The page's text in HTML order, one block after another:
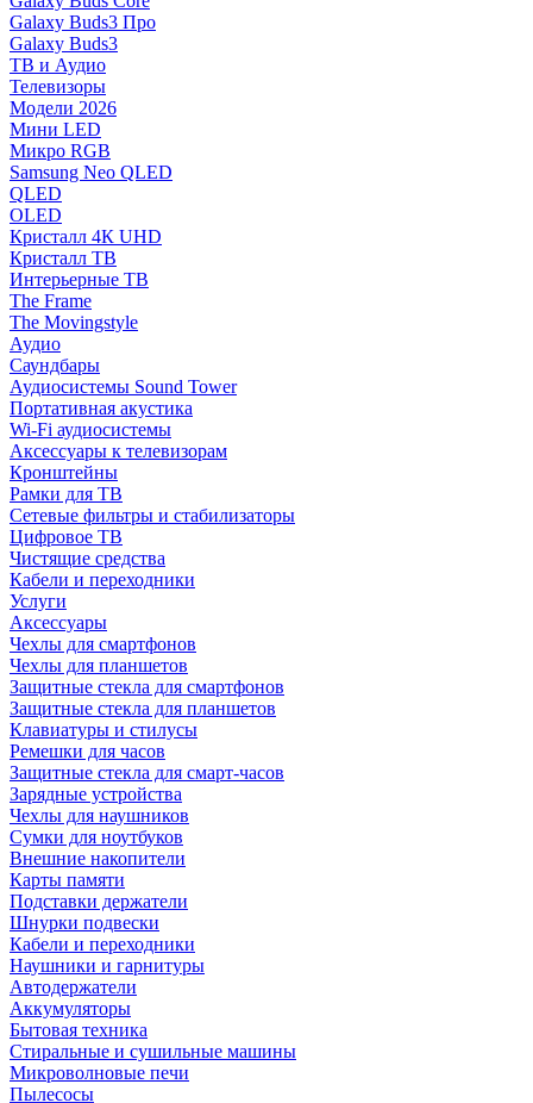
Galaxy Buds3 Про
Galaxy Buds3
ТВ и Аудио
Телевизоры
Модели 2026
Мини LED
Микро RGB
Samsung Neo QLED
QLED
OLED
Кристалл 4К UHD
Кристалл ТВ
Интерьерные ТВ
The Frame
The Movingstyle
Аудио
Саундбары
Аудиосистемы Sound Tower
Портативная акустика
Wi-Fi аудиосистемы
Аксессуары к телевизорам
Кронштейны
Рамки для ТВ
Сетевые фильтры и стабилизаторы
Цифровое ТВ
Чистящие средства
Кабели и переходники
Услуги
Аксессуары
Чехлы для смартфонов
Чехлы для планшетов
Защитные стекла для смартфонов
Защитные стекла для планшетов
Клавиатуры и стилусы
Ремешки для часов
Защитные стекла для смарт-часов
Зарядные устройства
Чехлы для наушников
Сумки для ноутбуков
Внешние накопители
Карты памяти
Подставки держатели
Шнурки подвески
Кабели и переходники
Наушники и гарнитуры
Автодержатели
Аккумуляторы
Бытовая техника
Стиральные и сушильные машины
Микроволновые печи
Пылесосы